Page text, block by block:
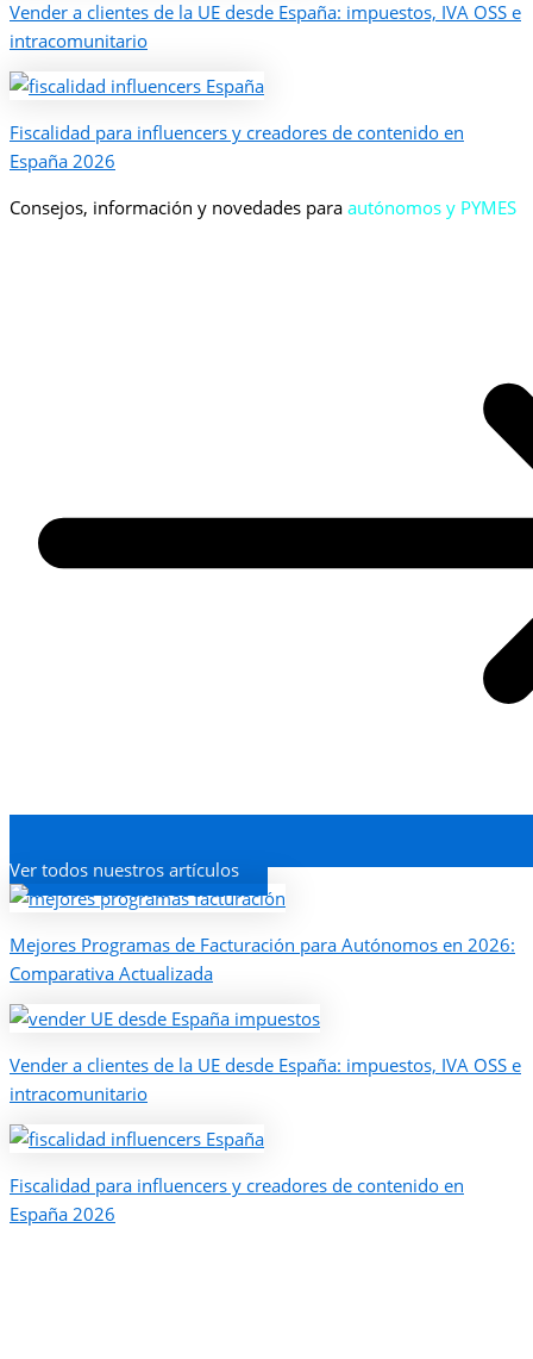
Vender a clientes de la UE desde España: impuestos, IVA OSS e
intracomunitario
Fiscalidad para influencers y creadores de contenido en
España 2026
Consejos, información y novedades para autónomos y PYMES
Ver todos nuestros artículos
Mejores Programas de Facturación para Autónomos en 2026:
Comparativa Actualizada
Vender a clientes de la UE desde España: impuestos, IVA OSS e
intracomunitario
Fiscalidad para influencers y creadores de contenido en
España 2026